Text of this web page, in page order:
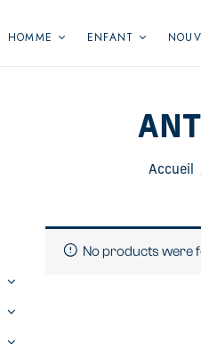
HOMME ENFANT
Accueil
No products were